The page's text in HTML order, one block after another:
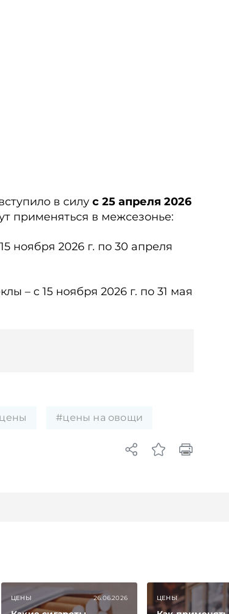
в силу с 25 апреля 2026
применяться в межсезонье:
ноября 2026 г. по 30 апреля
– с 15 ноября 2026 г. по 31 мая
#цены на овощи
ЦЕНЫ 26.06.2026 ЦЕНЫ